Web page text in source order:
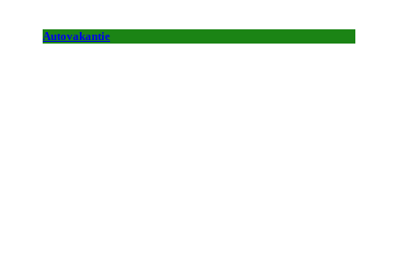
Autovakantie